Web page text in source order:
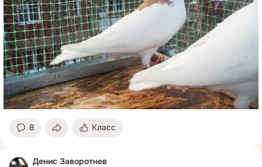
8 Класс
Денис Заворотнев